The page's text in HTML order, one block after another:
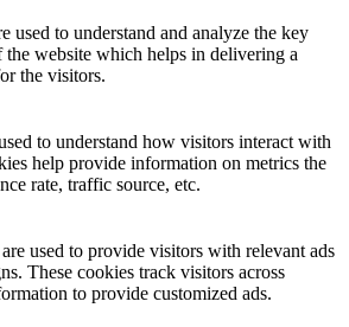
used to understand and analyze the key
the website which helps in delivering a
the visitors.
to understand how visitors interact with
help provide information on metrics the
rate, traffic source, etc.
used to provide visitors with relevant ads
These cookies track visitors across
to provide customized ads.